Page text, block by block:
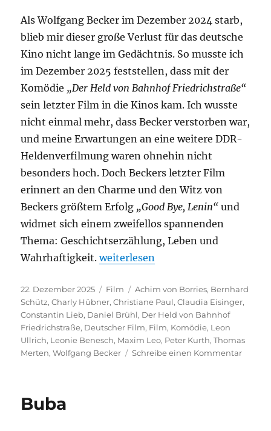
Als Wolfgang Becker im Dezember 2024 starb,
blieb mir dieser große Verlust für das deutsche
Kino nicht lange im Gedächtnis. So musste ich
im Dezember 2025 feststellen, dass mit der
Komödie „Der Held von Bahnhof Friedrichstraße“
sein letzter Film in die Kinos kam. Ich wusste
nicht einmal mehr, dass Becker verstorben war,
und meine Erwartungen an eine weitere DDR-
Heldenverfilmung waren ohnehin nicht
besonders hoch. Doch Beckers letzter Film
erinnert an den Charme und den Witz von
Beckers größtem Erfolg „Good Bye, Lenin“ und
widmet sich einem zweifellos spannenden
Thema: Geschichtserzählung, Leben und
Wahrhaftigkeit.„Der Held von Bahnhof
weiterlesen
Veröffentlicht
am
22. Dezember 2025 Kategorien
Film Schlagwörter
Achim von Borries, Bernhard
Schütz,Charly Hübner,Christiane Paul,Claudia Eisinger,
Constantin Lieb, Daniel Brühl, Der Held von Bahnhof
Friedrichstraße, Deutscher Film, Film, Komödie, Leon
Ullrich, Leonie Benesch, Maxim Leo, Peter Kurth,Thomas
Merten,Wolfgang Becker Schreibe einen Kommentarzu
Buba